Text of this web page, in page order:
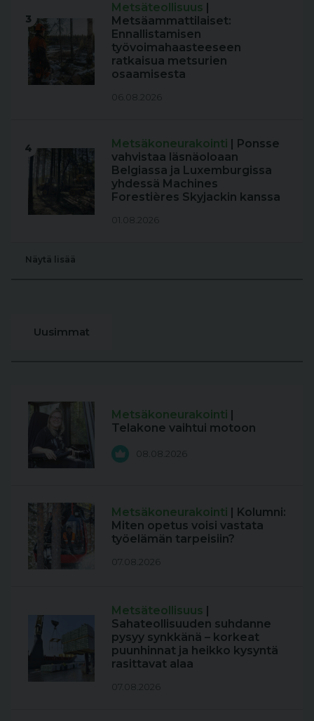
3
Metsäteollisuus |
Metsäammattilaiset:
Ennallistamisen
työvoimahaasteeseen
ratkaisua metsurien
osaamisesta
06.08.2026
4 Metsäkoneurakointi | Ponsse
vahvistaa läsnäoloaan
Belgiassa ja Luxemburgissa
yhdessä Machines
Forestières Skyjackin kanssa
01.08.2026
Näytä lisää
Uusimmat
Metsäkoneurakointi |
Telakone vaihtui motoon
08.08.2026
Metsäkoneurakointi | Kolumni:
Miten opetus voisi vastata
työelämän tarpeisiin?
07.08.2026
Metsäteollisuus |
Sahateollisuuden suhdanne
pysyy synkkänä – korkeat
puunhinnat ja heikko kysyntä
rasittavat alaa
07.08.2026